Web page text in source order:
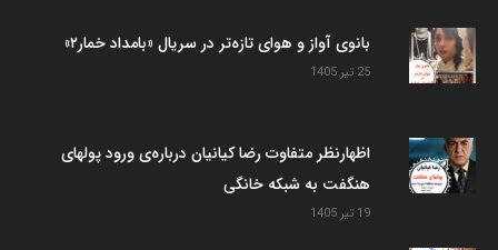
بانوی آواز و هوای تازه‌تر در سریال «بامداد خمار۲»
25 تیر 1405
اظهارنظر متفاوت رضا کیانیان درباره‌ی ورود پولهای
هنگفت به شبکه خانگی
19 تیر 1405